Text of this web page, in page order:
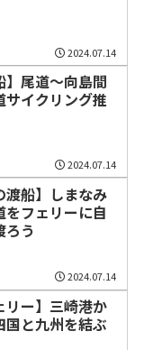
2024.07.14
】尾道～向島間
サイクリング推
2024.07.14
渡船】しまなみ
フェリーに自
ろう
2024.07.14
リー】三崎港か
国と九州を結ぶ